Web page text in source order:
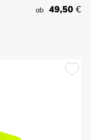
ab 49,50 €